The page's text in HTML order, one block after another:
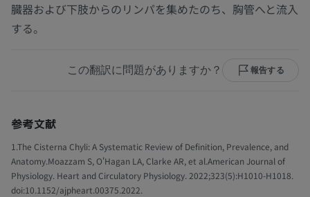
臓器および下肢からのリンパを集めたのち、胸管へと流入
する。
この翻訳に問題がありますか？ 報告する
参考文献
1.The Cisterna Chyli: A Systematic Review of Definition, Prevalence, and
Anatomy.Moazzam S, O'Hagan LA, Clarke AR, et al.American Journal of
Physiology. Heart and Circulatory Physiology. 2022;323(5):H1010-H1018.
doi:10.1152/ajpheart.00375.2022.